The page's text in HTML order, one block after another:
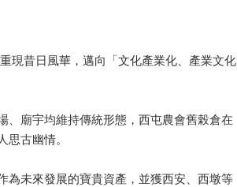
昔日風華，邁向「文化產業化、產業文化
廟宇均維持傳統形態，西屯農會舊榖倉在
古幽情。
未來發展的寶貴資產，並獲西安、西墩等